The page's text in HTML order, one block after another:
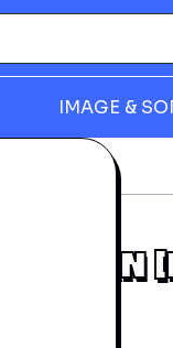
IMAGE &